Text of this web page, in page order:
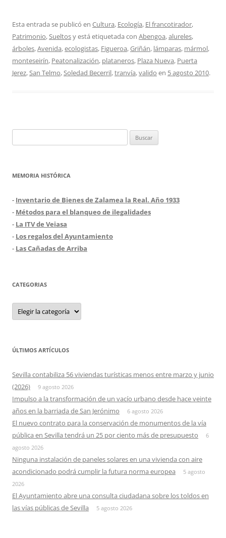
Esta entrada se publicó en Cultura, Ecología, El francotirador,
Patrimonio,Sueltosy está etiquetada con Abengoa,alureles,
árboles,Avenida,ecologistas, Figueroa,Griñán, lámparas, mármol,
monteseirín, Peatonalización, plataneros, Plaza Nueva, Puerta
Jerez,San Telmo,Soledad Becerril,tranvía,valido en 5 agosto 2010.
MEMORIA HISTÓRICA
- Inventario de Bienes de Zalamea la Real. Año 1933
- Métodos para el blanqueo de ilegalidades
- La ITV de Veiasa
- Los regalos del Ayuntamiento
- Las Cañadas de Arriba
CATEGORIAS
Categorias
ÚLTIMOS ARTÍCULOS
Sevilla contabiliza 56 viviendas turísticas menos entre marzo y junio
(2026)
9 agosto 2026
Impulso a la transformación de un vacío urbano desde hace veinte
años en la barriada de San Jerónimo
6 agosto 2026
El nuevo contrato para la conservación de monumentos de la vía
pública en Sevilla tendrá un 25 por ciento más de presupuesto
6
agosto 2026
Ninguna instalación de paneles solares en una vivienda con aire
acondicionado podrá cumplir la futura norma europea
5 agosto
2026
El Ayuntamiento abre una consulta ciudadana sobre los toldos en
las vías públicas de Sevilla
5 agosto 2026